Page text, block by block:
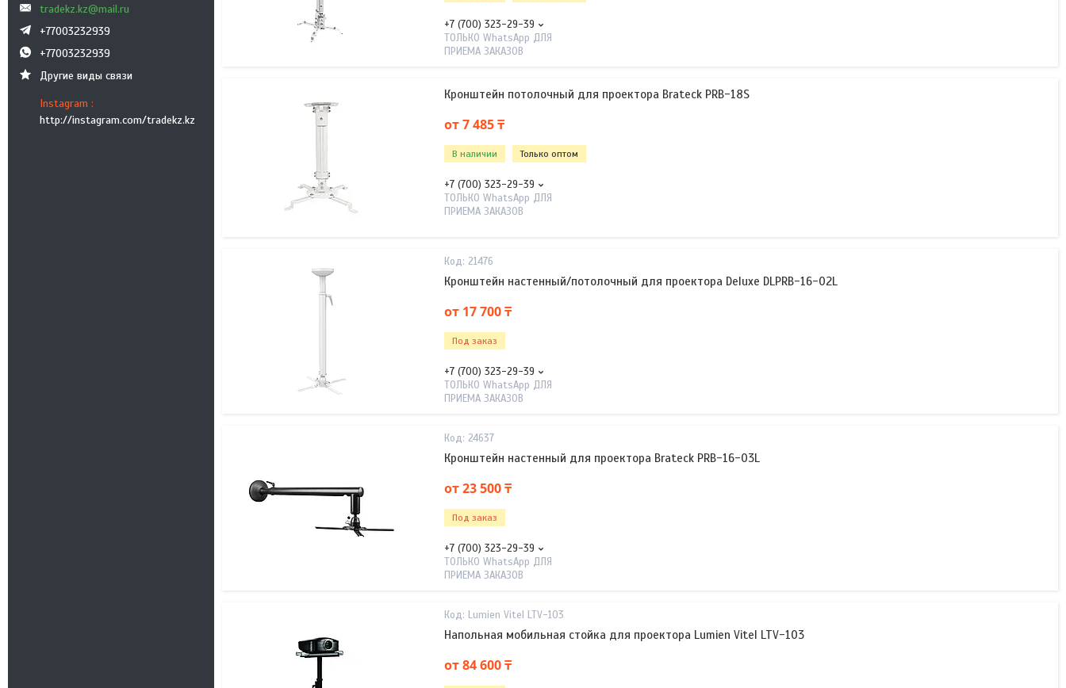
tradekz.kz@mail.ru
+77003232939
+77003232939
Другие виды связи
Instagram
http://instagram.com/tradekz.kz
+7 (700) 323-29-39
ТОЛЬКО WhatsApp ДЛЯ
ПРИЕМА ЗАКАЗОВ
Кронштейн потолочный для проектора Brateck PRB-18S
от 7 485 ₸
В наличии Только оптом
+7 (700) 323-29-39
ТОЛЬКО WhatsApp ДЛЯ
ПРИЕМА ЗАКАЗОВ
21476
Кронштейн настенный/потолочный для проектора Deluxe DLPRB-16-02L
от 17 700 ₸
Под заказ
+7 (700) 323-29-39
ТОЛЬКО WhatsApp ДЛЯ
ПРИЕМА ЗАКАЗОВ
24637
Кронштейн настенный для проектора Brateck PRB-16-03L
от 23 500 ₸
Под заказ
+7 (700) 323-29-39
ТОЛЬКО WhatsApp ДЛЯ
ПРИЕМА ЗАКАЗОВ
Lumien Vitel LTV-103
Напольная мобильная стойка для проектора Lumien Vitel LTV-103
от 84 600 ₸